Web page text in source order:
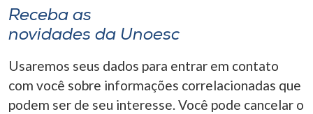
A-
Receba as
novidades da Unoesc
Usaremos seus dados para entrar em contato
com você sobre informações correlacionadas que
podem ser de seu interesse. Você pode cancelar o